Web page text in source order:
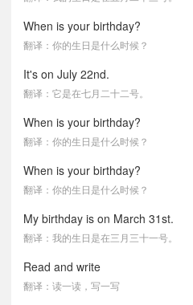
When is your birthday?
翻译：你的生日是什么时候？
It's on July 22nd.
翻译：它是在七月二十二号。
When is your birthday?
翻译：你的生日是什么时候？
When is your birthday?
翻译：你的生日是什么时候？
My birthday is on March 31st.
翻译：我的生日是在三月三十一号。
Read and write
翻译：读一读，写一写